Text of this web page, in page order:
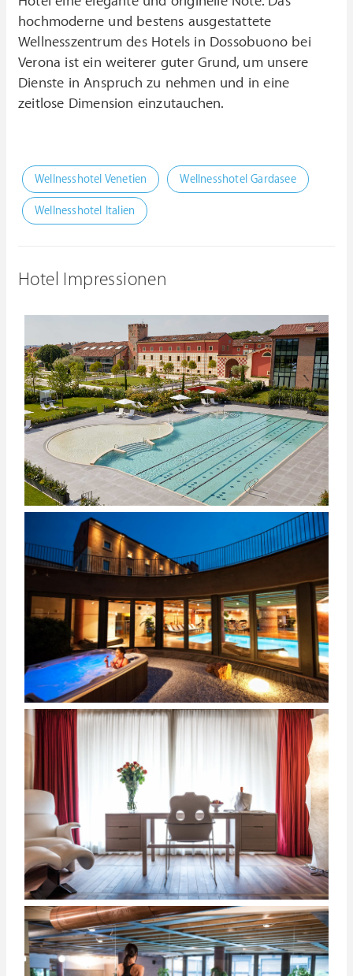
hochmoderne und bestens ausgestattete
Wellnesszentrum des Hotels in Dossobuono bei
Verona ist ein weiterer guter Grund, um unsere
Dienste in Anspruch zu nehmen und in eine
zeitlose Dimension einzutauchen.
Wellnesshotel Venetien Wellnesshotel Gardasee
Wellnesshotel Italien
Hotel Impressionen